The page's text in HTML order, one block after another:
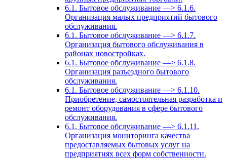
6.1. Бытовое обслуживание —> 6.1.6.
Организация малых предприятий бытового
обслуживания.
6.1. Бытовое обслуживание —> 6.1.7.
Организация бытового обслуживания в
районах новостройках.
6.1. Бытовое обслуживание —> 6.1.8.
Организация разъездного бытового
обслуживания.
6.1. Бытовое обслуживание —> 6.1.10.
Приобретение, самостоятельная разработка и
ремонт оборудования в сфере бытового
обслуживания.
6.1. Бытовое обслуживание —> 6.1.11.
Организация мониторинга качества
предоставляемых бытовых услуг на
предприятиях всех форм собственности.